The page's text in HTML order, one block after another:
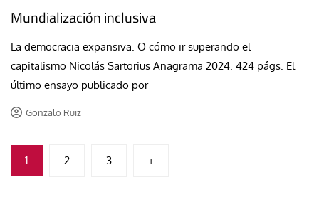
Mundialización inclusiva
La democracia expansiva. O cómo ir superando el
capitalismo Nicolás Sartorius Anagrama 2024. 424 págs. El
último ensayo publicado por
Gonzalo Ruiz
Paginación
de
1 2 3 +